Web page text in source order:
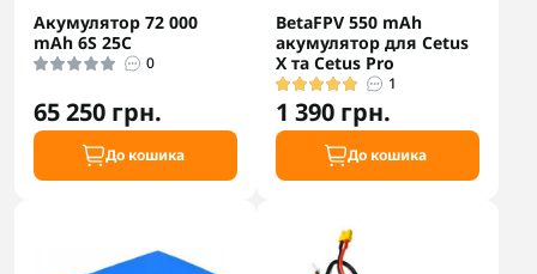
Акумулятор 72 000
mAh 6S 25C
0
65 250 грн.
До кошика
BetaFPV 550 mAh
акумулятор для Cetus
X та Cetus Pro
1
1 390 грн.
До кошика